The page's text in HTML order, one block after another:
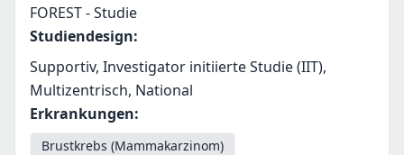
FOREST - Studie
Studiendesign:
Supportiv, Investigator initiierte Studie (IIT),
Multizentrisch, National
Erkrankungen:
Brustkrebs (Mammakarzinom)